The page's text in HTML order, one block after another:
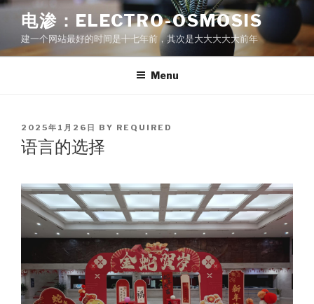
Skip
content
电渗：ELECTRO-OSMOSIS
建一个网站最好的时间是十七年前，其次是大大大大大前年
Menu
POSTED
ON
2025年1月26日 BY REQUIRED
语言的选择